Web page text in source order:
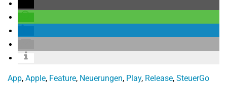
App, Apple, Feature, Neuerungen, Play, Release, SteuerGo